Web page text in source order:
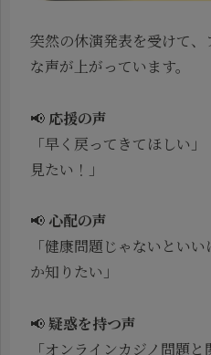
突然の休演発表を受けて
な声が上がっています。
📢 応援の声
「早く戻ってきてほしい
見たい！」
📢 心配の声
「健康問題じゃないとい
か知りたい」
📢疑惑を持つ声
「オンラインカジノ問題と